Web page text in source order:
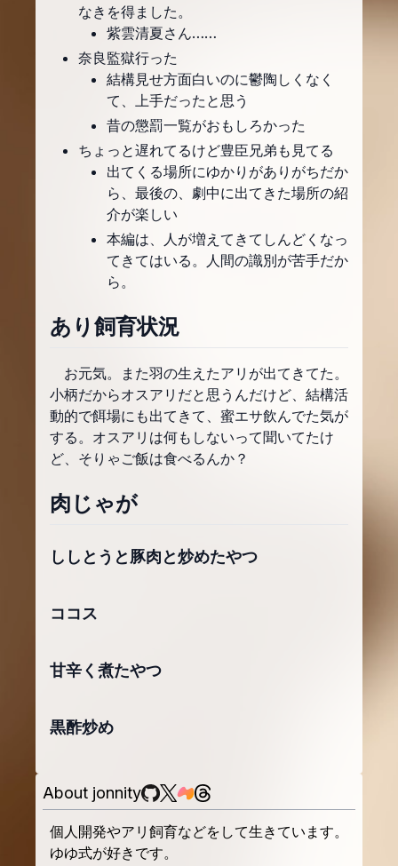
なきを得ました。
紫雲清夏さん……
奈良監獄行った
結構見せ方面白いのに鬱陶しくなく
て、上手だったと思う
昔の懲罰一覧がおもしろかった
ちょっと遅れてるけど豊臣兄弟も見てる
出てくる場所にゆかりがありがちだか
ら、最後の、劇中に出てきた場所の紹
介が楽しい
本編は、人が増えてきてしんどくなっ
てきてはいる。人間の識別が苦手だか
ら。
あり飼育状況
お元気。また羽の生えたアリが出てきてた。
小柄だからオスアリだと思うんだけど、結構活
動的で餌場にも出てきて、蜜エサ飲んでた気が
する。オスアリは何もしないって聞いてたけ
ど、そりゃご飯は食べるんか？
肉じゃが
ししとうと豚肉と炒めたやつ
ココス
甘辛く煮たやつ
黒酢炒め
About jonnity
個人開発やアリ飼育などをして生きています。
ゆゆ式が好きです。